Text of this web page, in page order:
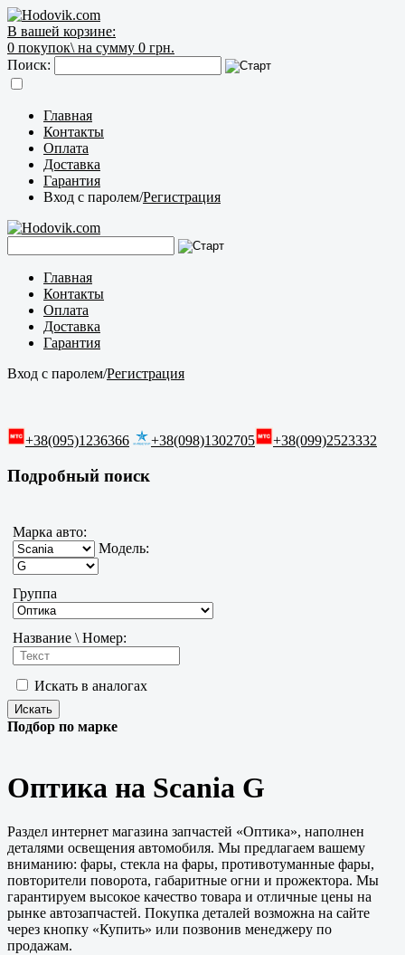
В вашей корзине:
0 покупок\ на сумму 0 грн.
Поиск:
Главная
Контакты
Оплата
Доставка
Гарантия
Вход с паролем/Регистрация
Главная
Контакты
Оплата
Доставка
Гарантия
Вход с паролем/Регистрация
+38(095)1236366 +38(098)1302705 +38(099)2523332
Подробный поиск
Марка авто:
Модель:
Группа
Название \ Номер:
Искать в аналогах
Подбор по марке
Оптика на Scania G
Раздел интернет магазина запчастей «Оптика», наполнен
деталями освещения автомобиля. Мы предлагаем вашему
вниманию: фары, стекла на фары, противотуманные фары,
повторители поворота, габаритные огни и прожектора. Мы
гарантируем высокое качество товара и отличные цены на
рынке автозапчастей. Покупка деталей возможна на сайте
через кнопку «Купить» или позвонив менеджеру по
продажам.